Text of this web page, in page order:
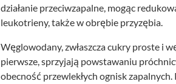
działanie przeciwzapalne, mogąc
leukotrieny, także w obrębie przyzębia.
Węglowodany, zwłaszcza cukry proste i
pierwsze, sprzyjają powstawaniu
obecność przewlekłych ognisk